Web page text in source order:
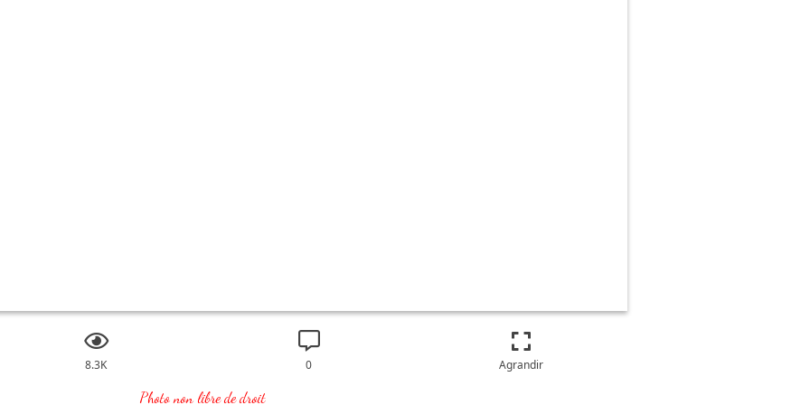
8.3K 0 Agrandir
Photo non libre de droit